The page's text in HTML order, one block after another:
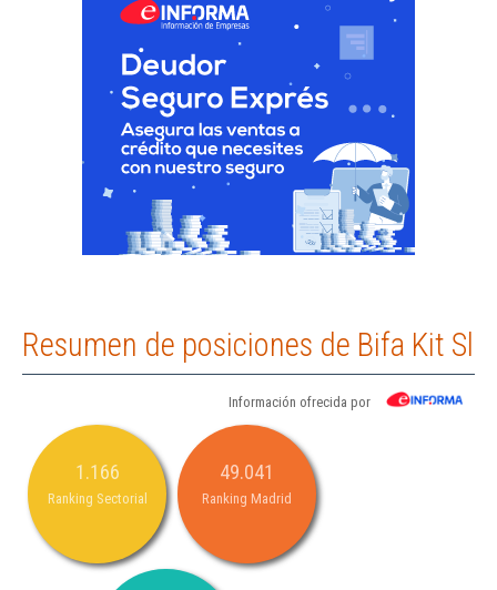
Resumen de posiciones de Bifa Kit Sl
Información ofrecida por
1.166
Ranking Sectorial
49.041
Ranking Madrid